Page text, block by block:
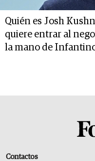
Quién es Josh
quiere entrar al
la mano de
Contactos